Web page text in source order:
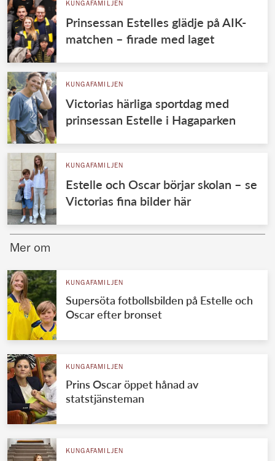
KUNGAFAMILJEN
Prinsessan Estelles glädje på AIK-
matchen – firade med laget
KUNGAFAMILJEN
Victorias härliga sportdag med
prinsessan Estelle i Hagaparken
KUNGAFAMILJEN
Estelle och Oscar börjar skolan – se
Victorias fina bilder här
Mer om
KUNGAFAMILJEN
Supersöta fotbollsbilden på Estelle och
Oscar efter bronset
KUNGAFAMILJEN
Prins Oscar öppet hånad av
statstjänsteman
KUNGAFAMILJEN